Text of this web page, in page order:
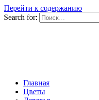
Перейти к содержанию
Search for:
Главная
Цветы